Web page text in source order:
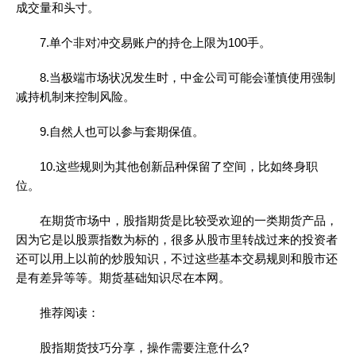
成交量和头寸。
7.单个非对冲交易账户的持仓上限为100手。
8.当极端市场状况发生时，中金公司可能会谨慎使用强制
减持机制来控制风险。
9.自然人也可以参与套期保值。
10.这些规则为其他创新品种保留了空间，比如终身职
位。
在期货市场中，股指期货是比较受欢迎的一类期货产品，
因为它是以股票指数为标的，很多从股市里转战过来的投资者
还可以用上以前的炒股知识，不过这些基本交易规则和股市还
是有差异等等。期货基础知识尽在本网。
推荐阅读：
股指期货技巧分享，操作需要注意什么?